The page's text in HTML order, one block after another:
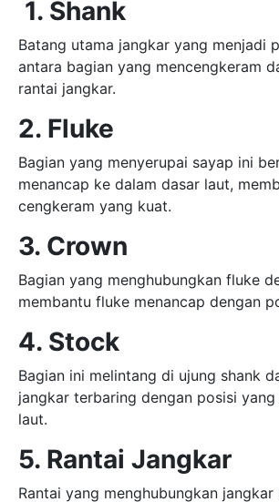
1. Shank
Batang utama jangkar yang menjadi
antara bagian yang mencengkeram
rantai jangkar.
2. Fluke
Bagian yang menyerupai sayap ini
menancap ke dalam dasar laut,
cengkeram yang kuat.
3. Crown
Bagian yang menghubungkan fluke
membantu fluke menancap dengan
4. Stock
Bagian ini melintang di ujung shank
jangkar terbaring dengan posisi
laut.
5. Rantai Jangkar
Rantai yang menghubungkan jangkar